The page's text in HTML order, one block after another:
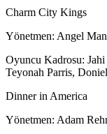
Charm City Kings
Yönetmen: Angel
Oyuncu Kadrosu:
Teyonah Parris,
Dinner in America
Yönetmen: Adam